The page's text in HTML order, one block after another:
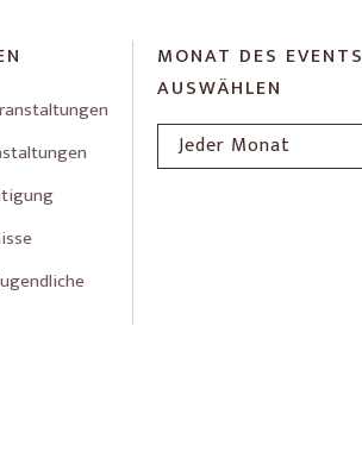
MONAT DES EVENTS
AUSWÄHLEN